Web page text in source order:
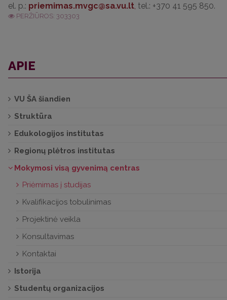
el. p.:
tel.: +370 41 595 850.
PERŽIŪROS: 303303
APIE
VU ŠA šiandien
Struktūra
Edukologijos institutas
Regionų plėtros institutas
Mokymosi visą gyvenimą centras
Priėmimas į studijas
Kvalifikacijos tobulinimas
Projektinė veikla
Konsultavimas
Kontaktai
Istorija
Studentų organizacijos